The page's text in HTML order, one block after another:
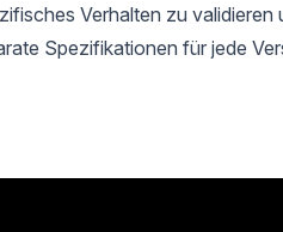
Verhalten zu
Spezifikationen für jede